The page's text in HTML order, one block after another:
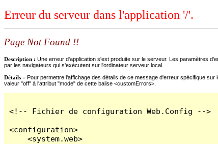
Erreur du serveur dans l'application '/'.
Page Not Found !!
Description : Une erreur d'application s'est produite sur le serveur. Les paramètres
par les navigateurs qui s'exécutent sur l'ordinateur serveur local.
Détails = Pour permettre l'affichage des détails de ce message d'erreur spécifique
valeur "off" à l'attribut "mode" de cette balise <customErrors>.
<!-- Fichier de configuration Web.Config -->
<configuration>
    <system.web>